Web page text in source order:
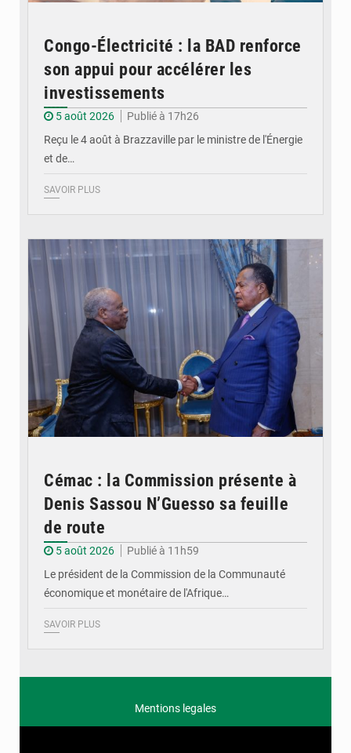
Congo-Électricité : la BAD renforce
son appui pour accélérer les
investissements
5 août 2026
Publié à 17h26
Reçu le 4 août à Brazzaville par le ministre de l'Énergie
et de…
SAVOIR PLUS
Cémac : la Commission présente à
Denis Sassou N’Guesso sa feuille
de route
5 août 2026
Publié à 11h59
Le président de la Commission de la Communauté
économique et monétaire de l'Afrique…
SAVOIR PLUS
Mentions legales